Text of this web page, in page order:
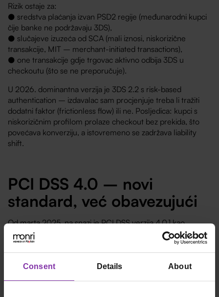
Consent Details About
Rizik ostaje za:
● sredstva plaćanja izvan PSD2 regije (međunarodni kupci
čije banke ne podržavaju 3DS),
● slučajeve izuzeća od SCA (mali iznosi, niskorizične
transakcije, MIT – merchant-initiated transactions),
● one transakcije gdje trgovac aktivno odbija 3DS u
checkoutu (što se ne preporučuje).
U 2026. dominantna verzija je 3DS 2.2 s risk-based
authentication – izdavalac sam procjenjuje treba li tražiti
dodatni faktor (frictionless flow) ili ne. Posljedica: kupci s
niskorizičnim profilom prolaze checkout bez prekida, što
povećava konverziju, a istovremeno se zadržava liability
shift.
PCI DSS 4.0 – novi
standard, već obavezujući
Od marta 2025. na snazi jePCI DSS verzija 4.0.1kao
obavezujući sigurnosni standard za sve trgovce i pružatelje
usluga koji obrađuju kartične podatke. Najveće promjene u
odnosu na verziju 3.2.1 odnose se na:
svim pristupima),